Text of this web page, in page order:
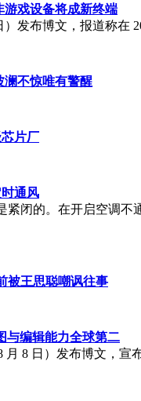
游戏设备将成新终端
发布博文，报道称在
澜不惊唯有警醒
片厂
通风
闭的。在开启空调
被王思聪嘲讽往事
与编辑能力全球第二
8 日）发布博文，